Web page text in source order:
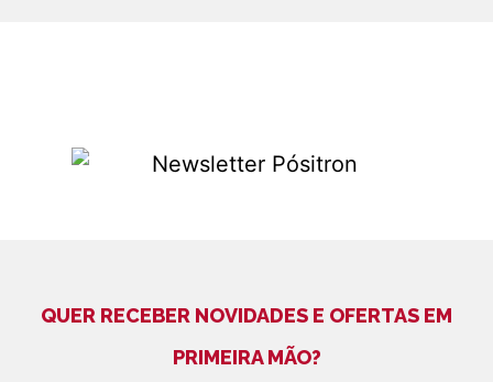
QUER RECEBER NOVIDADES E OFERTAS EM
PRIMEIRA MÃO?